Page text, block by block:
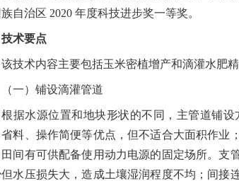
自治区 2020 年度科技进步奖一等奖。
术要点
该技术内容主要包括玉米密植增产和滴灌水肥精
（一）铺设滴灌管道
根据水源位置和地块形状的不同，主管道铺
省料、操作简便等优点，但不适合大面积作业
间有可供配备使用动力电源的固定场所。支
水压损失大，造成土壤湿润程度不均；间接